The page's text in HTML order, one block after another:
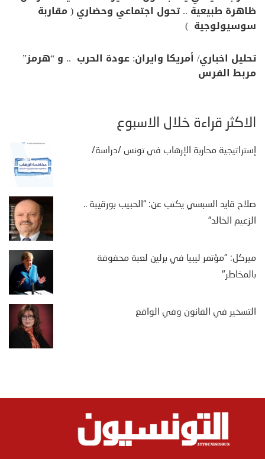
ظاهرة طبيعية .. تحول اجتماعي وحضاري ( مقاربة
سوسيولوجية )
تحليل اخباري/ أمريكا وايران: عودة الحرب .. و “هرمز”
مربط الفرس
الأكثر قراءة خلال الأسبوع
إستراتيجية محاربة الإرهاب في تونس /دراسة/
صلاح قايد السبسي يكتب عن: “الحبيب بورقيبة ..
الزعيم الخالد”
ميركل: "مؤتمر ليبيا في برلين لعبة محفوفة
بالمخاطر"
التسخير في القانون وفي الواقع